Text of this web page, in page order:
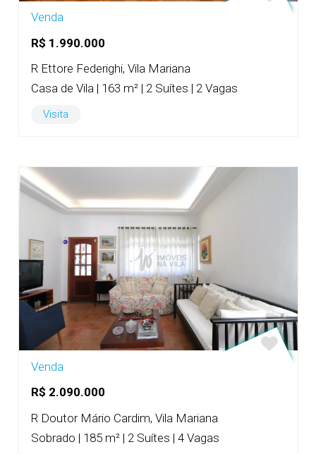
Venda
R$ 1.990.000
R Ettore Federighi, Vila Mariana
Casa de Vila | 163 m² | 2 Suítes | 2 Vagas
Visita
Venda
R$ 2.090.000
R Doutor Mário Cardim, Vila Mariana
Sobrado | 185 m² | 2 Suítes | 4 Vagas